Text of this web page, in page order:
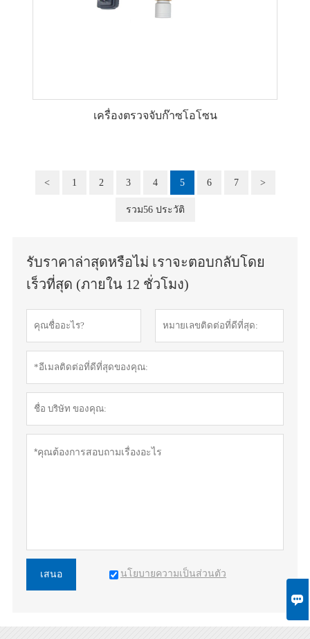

เครื่องตรวจจับก๊าซโอโซน
< 1 2 3 4 5 6 7 >
รวม56 ประวัติ
รับราคาล่าสุดหรือไม่ เราจะตอบกลับโดย
เร็วที่สุด (ภายใน 12 ชั่วโมง)
เสนอ นโยบายความเป็นส่วนตัว